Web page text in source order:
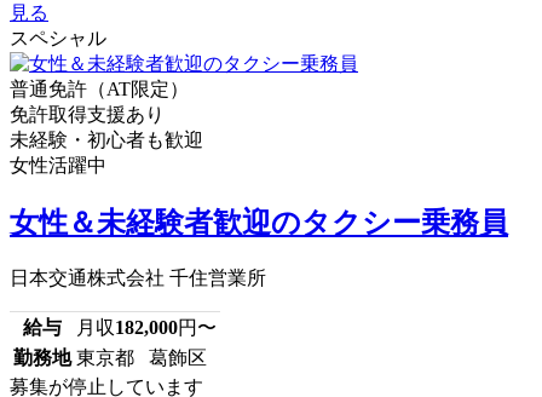
見る
スペシャル
普通免許（AT限定）
免許取得支援あり
未経験・初心者も歓迎
女性活躍中
女性＆未経験者歓迎のタクシー乗務員
日本交通株式会社 千住営業所
給与 月収182,000円〜
勤務地 東京都 葛飾区
募集が停止しています